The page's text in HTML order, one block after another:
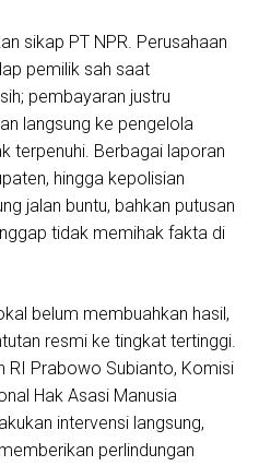
sikap PT NPR. Perusahaan
pemilik sah saat
pembayaran justru
langsung ke pengelola
terpenuhi. Berbagai laporan
hingga kepolisian
jalan buntu, bahkan putusan
tidak memihak fakta di
belum membuahkan hasil,
resmi ke tingkat tertinggi.
RI Prabowo Subianto, Komisi
Hak Asasi Manusia
intervensi langsung,
perlindungan